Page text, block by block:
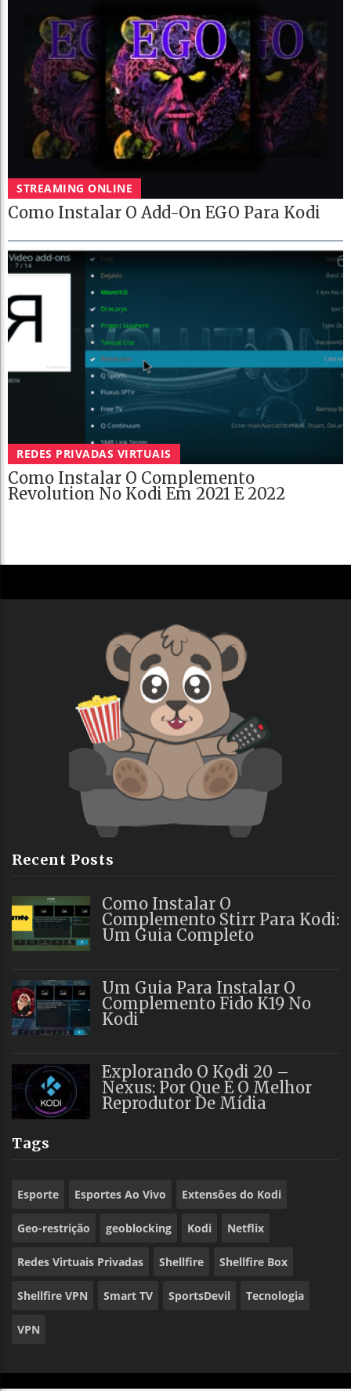
STREAMING ONLINE
Como Instalar O Add-On EGO Para Kodi
REDES PRIVADAS VIRTUAIS
Como Instalar O Complemento
Revolution No Kodi Em 2021 E 2022
Recent Posts
Como Instalar O
Complemento Stirr Para Kodi:
Um Guia Completo
Um Guia Para Instalar O
Complemento Fido K19 No
Kodi
Explorando O Kodi 20 –
Nexus: Por Que É O Melhor
Reprodutor De Mídia
Tags
Esporte Esportes Ao Vivo Extensões do Kodi
Geo-restrição geoblocking Kodi Netflix
Redes Virtuais Privadas Shellfire Shellfire Box
Shellfire VPN Smart TV SportsDevil Tecnologia
VPN